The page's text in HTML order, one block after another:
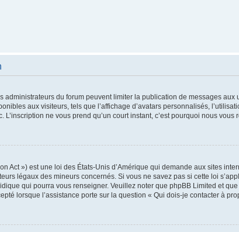
administrateurs du forum peuvent limiter la publication de messages
aux visiteurs, tels que l’affichage d’avatars personnalisés,
L’inscription ne vous prend qu’un court instant, c’est pourquoi nous vous
Act ») est une loi des États-Unis d’Amérique qui demande aux sites
légaux des mineurs concernés. Si vous ne savez pas si cette loi
qui pourra vous renseigner. Veuillez noter que phpBB Limited et
lorsque l’assistance porte sur la question « Qui dois-je contacter à